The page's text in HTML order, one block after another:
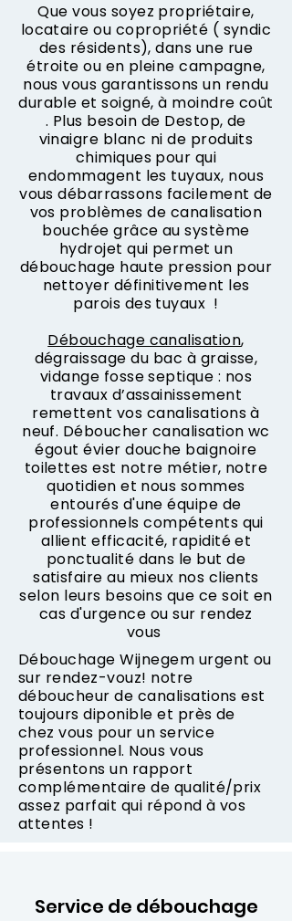
Que vous soyez propriétaire,
locataire ou copropriété ( syndic
des résidents), dans une rue
étroite ou en pleine campagne,
nous vous garantissons un rendu
durable et soigné, à moindre coût
. Plus besoin de Destop, de
vinaigre blanc ni de produits
chimiques pour qui
endommagent les tuyaux, nous
vous débarrassons facilement de
vos problèmes de canalisation
bouchée grâce au système
hydrojet qui permet un
débouchage haute pression pour
nettoyer définitivement les
parois des tuyaux !
Débouchage canalisation,
dégraissage du bac à graisse,
vidange fosse septique : nos
travaux d’assainissement
remettent vos canalisations à
neuf. Déboucher canalisation wc
égout évier douche baignoire
toilettes est notre métier, notre
quotidien et nous sommes
entourés d'une équipe de
professionnels compétents qui
allient efficacité, rapidité et
ponctualité dans le but de
satisfaire au mieux nos clients
selon leurs besoins que ce soit en
cas d'urgence ou sur rendez
vous
Débouchage Wijnegem urgent ou
sur rendez-vouz! notre
déboucheur de canalisations est
toujours diponible et près de
chez vous pour un service
professionnel. Nous vous
présentons un rapport
complémentaire de qualité/prix
assez parfait qui répond à vos
attentes !
Service de débouchage